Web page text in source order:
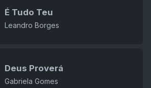
É Tudo Teu
Leandro Borges
Deus Proverá
Gabriela Gomes